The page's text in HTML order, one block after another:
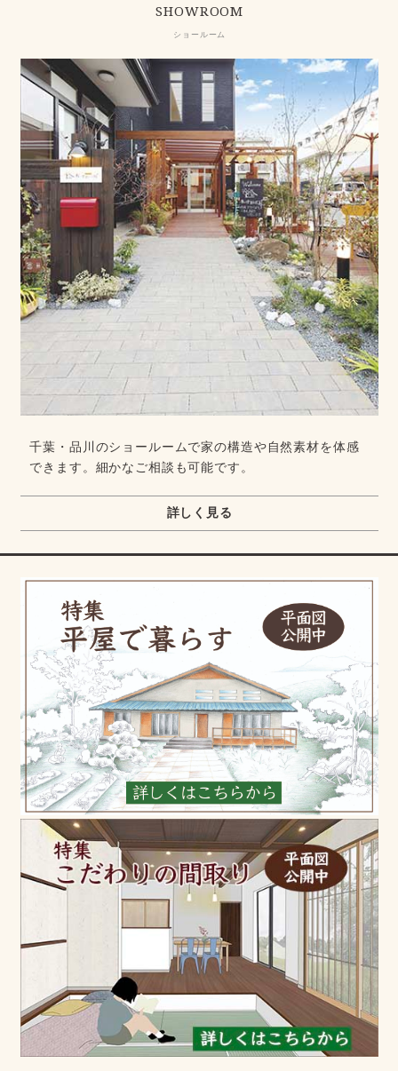
SHOWROOM
ショールーム
千葉・品川のショールームで家の構造や自然素材を体感
できます。細かなご相談も可能です。
詳しく見る